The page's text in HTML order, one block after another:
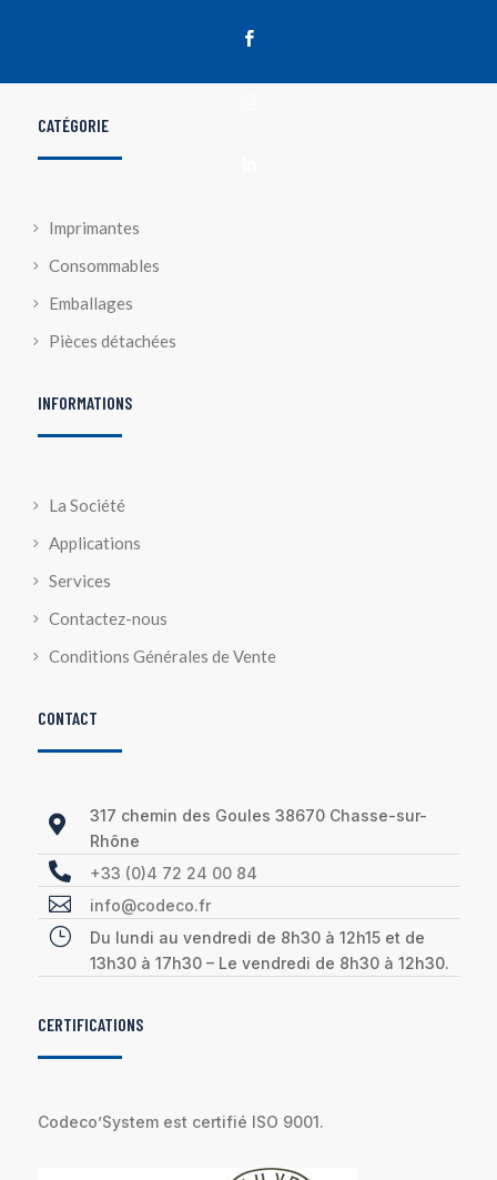

CATÉGORIE
Imprimantes
Consommables
Emballages
Pièces détachées
INFORMATIONS
La Société
Applications
Services
Contactez-nous
Conditions Générales de Vente
CONTACT

317 chemin des Goules 38670 Chasse-sur-
Rhône
 +33 (0)4 72 24 00 84
 info@codeco.fr
}
Du lundi au vendredi de 8h30 à 12h15 et de
13h30 à 17h30 – Le vendredi de 8h30 à 12h30.
CERTIFICATIONS
Codeco’System est certifié ISO 9001.